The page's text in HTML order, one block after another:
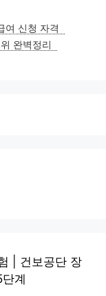
여 신청 자격
완벽정리
| 건보공단 장
계